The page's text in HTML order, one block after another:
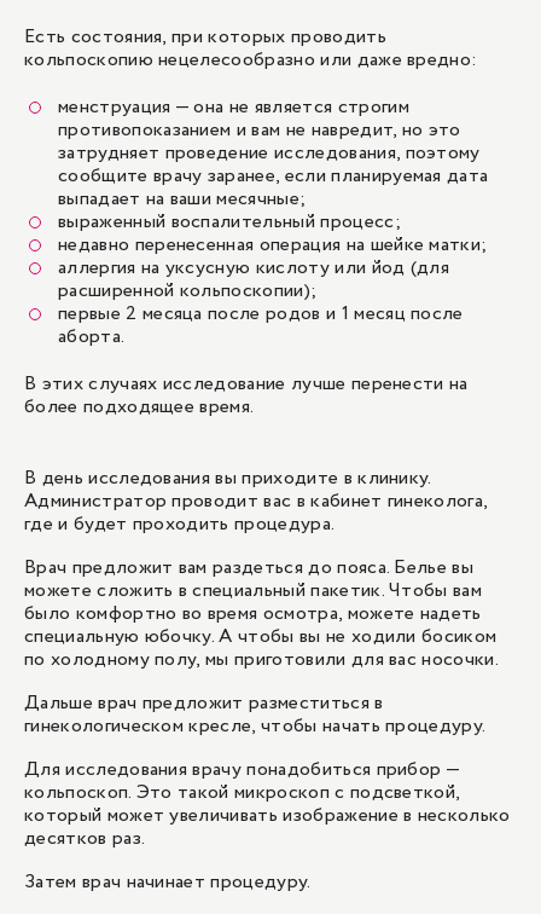
Есть состояния, при которых проводить
кольпоскопию нецелесообразно или даже вредно:
менструация — она не является строгим
противопоказанием и вам не навредит, но это
затрудняет проведение исследования, поэтому
сообщите врачу заранее, если планируемая дата
выпадает на ваши месячные;
выраженный воспалительный процесс;
недавно перенесенная операция на шейке матки;
аллергия на уксусную кислоту или йод (для
расширенной кольпоскопии);
первые 2 месяца после родов и 1 месяц после
аборта.
В этих случаях исследование лучше перенести на
более подходящее время.
В день исследования вы приходите в клинику.
Администратор проводит вас в кабинет гинеколога,
где и будет проходить процедура.
Врач предложит вам раздеться до пояса. Белье вы
можете сложить в специальный пакетик. Чтобы вам
было комфортно во время осмотра, можете надеть
специальную юбочку. А чтобы вы не ходили босиком
по холодному полу, мы приготовили для вас носочки.
Дальше врач предложит разместиться в
гинекологическом кресле, чтобы начать процедуру.
Для исследования врачу понадобиться прибор —
кольпоскоп. Это такой микроскоп с подсветкой,
который может увеличивать изображение в несколько
десятков раз.
Затем врач начинает процедуру.